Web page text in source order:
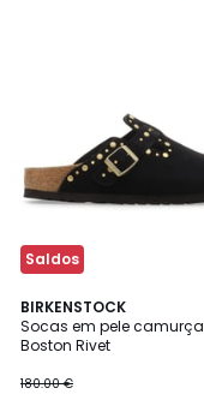
de
desconto
aplicado.
Saldos
BIRKENSTOCK
Socas em pele camurça
Boston Rivet
180.00 €
3
/
5